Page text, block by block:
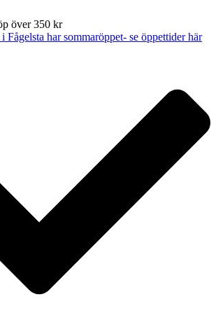
över 350 kr
Fågelsta har sommaröppet- se öppettider här